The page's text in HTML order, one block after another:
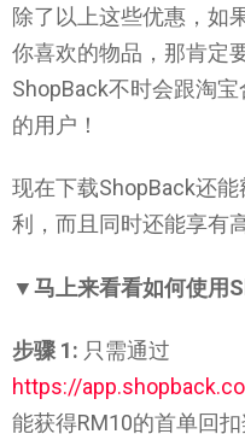
除了以上这些优惠，如
你喜欢的物品，那肯定
ShopBack不时会跟淘
的用户！
现在下载ShopBack还
利，而且同时还能享有
▼马上来看看如何使用
步骤 1: 只需通过
https://
能获得RM10的首单回扣